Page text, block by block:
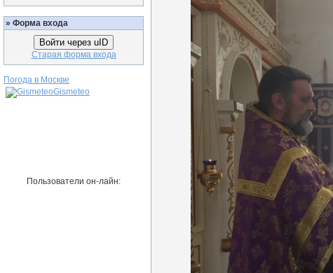
» Форма входа
Войти через uID
Старая форма входа
Погода в Москве
Gismeteo
Пользователи он-лайн: